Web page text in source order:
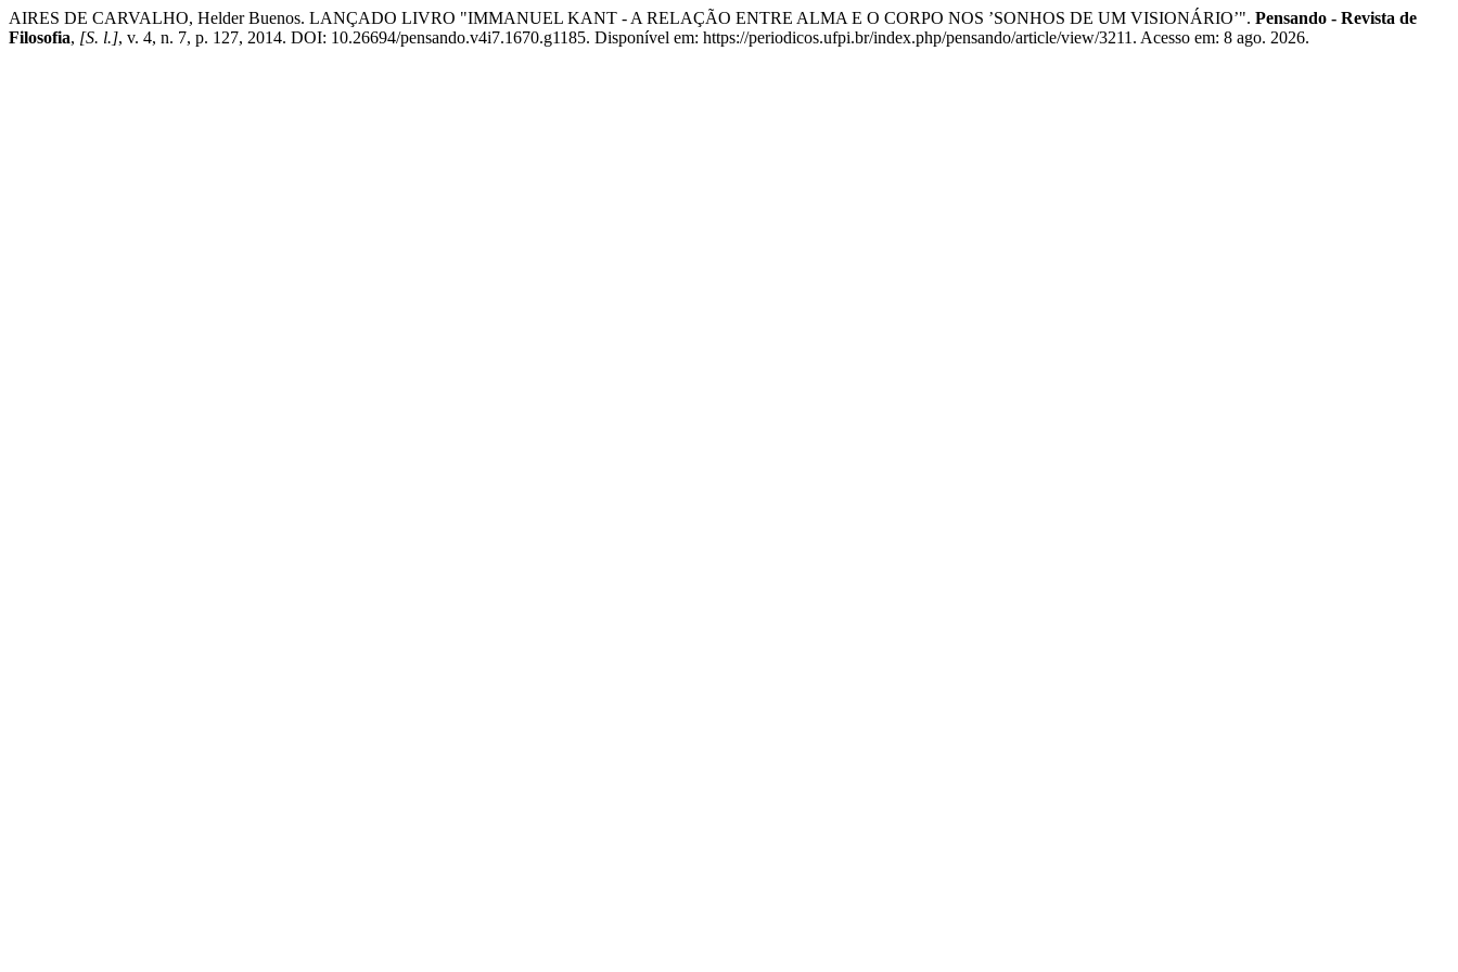
AIRES DE CARVALHO, Helder Buenos. LANÇADO LIVRO "IMMANUEL KANT - A RELAÇÃO ENTRE ALMA E O CORPO NOS ’SONHOS DE UM VISIONÁRIO’". Pensando - Revista de
Filosofia, [S. l.], v. 4, n. 7, p. 127, 2014. DOI: 10.26694/pensando.v4i7.1670.g1185. Disponível em: https://periodicos.ufpi.br/index.php/pensando/article/view/3211. Acesso em: 8 ago. 2026.